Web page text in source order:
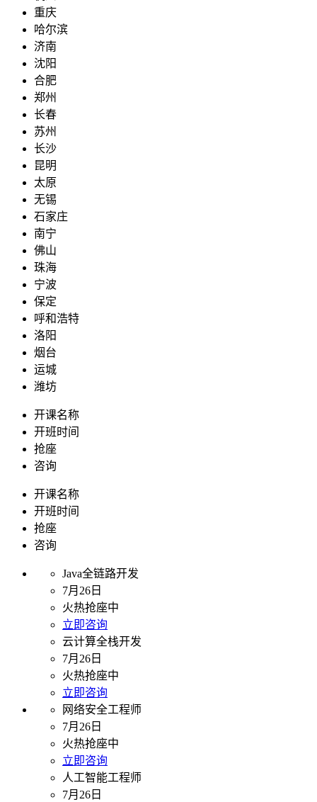
重庆
哈尔滨
济南
沈阳
合肥
郑州
长春
苏州
长沙
昆明
太原
无锡
石家庄
南宁
佛山
珠海
宁波
保定
呼和浩特
洛阳
烟台
运城
潍坊
开课名称
开班时间
抢座
咨询
开课名称
开班时间
抢座
咨询
Java全链路开发
7月26日
火热抢座中
立即咨询
云计算全栈开发
7月26日
火热抢座中
立即咨询
网络安全工程师
7月26日
火热抢座中
立即咨询
人工智能工程师
7月26日